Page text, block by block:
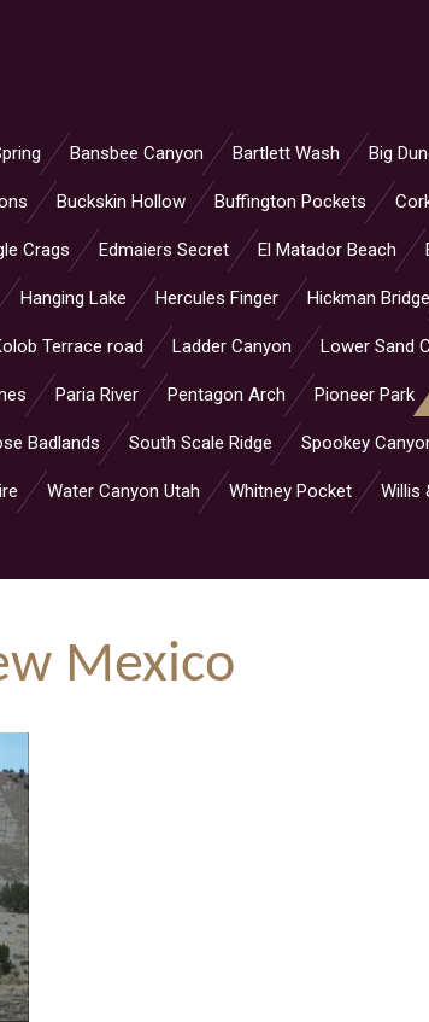
Bansbee Canyon Bartlett Wash Big
Buckskin Hollow Buffington Pockets
Crags Edmaiers Secret El Matador Beach
Hanging Lake Hercules Finger Hickman Bridge
Terrace road Ladder Canyon Lower Sand
Paria River Pentagon Arch Pioneer Park
Badlands South Scale Ridge Spookey
Water Canyon Utah Whitney Pocket Willis
Mexico